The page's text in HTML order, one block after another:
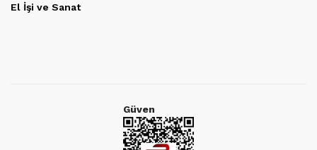
El İşi ve Sanat
Güven